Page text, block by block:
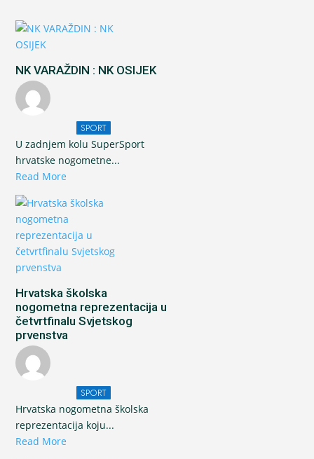
NK VARAŽDIN : NK OSIJEK
SPORT
U zadnjem kolu SuperSport
hrvatske nogometne...
Read More
Hrvatska školska
nogometna reprezentacija u
četvrtfinalu Svjetskog
prvenstva
SPORT
Hrvatska nogometna školska
reprezentacija koju...
Read More